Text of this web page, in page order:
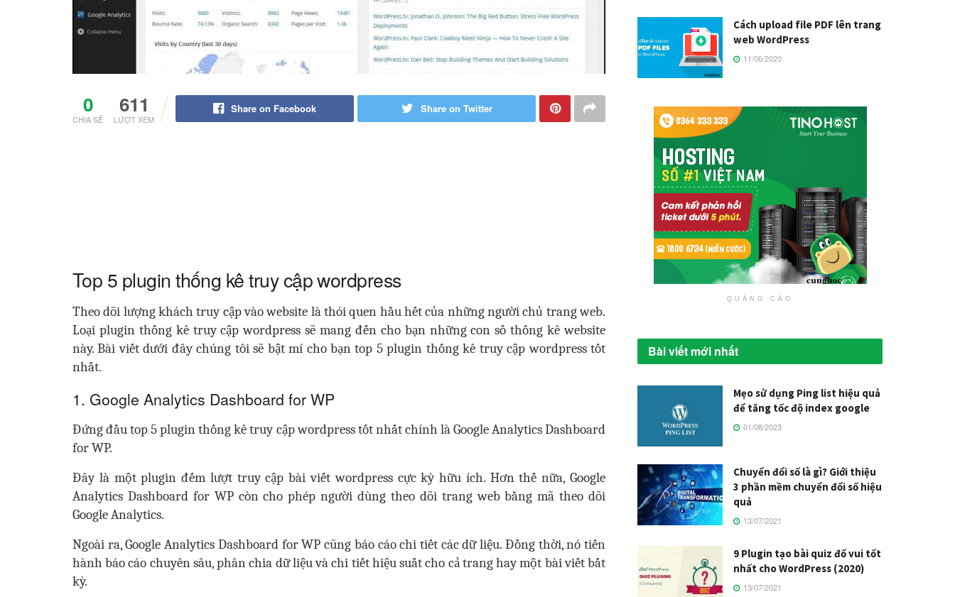
0
CHIA SẺ
611
LƯỢT XEM
Share on Facebook Share on Twitter
Top 5 plugin thống kê truy cập wordpress
Theo dõi lượng khách truy cập vào website là thói quen hầu hết của những người chủ trang web.
Loại plugin thống kê truy cập wordpress sẽ mang đến cho bạn những con số thống kê website
này. Bài viết dưới đây chúng tôi sẽ bật mí cho bạn top 5 plugin thống kê truy cập wordpress tốt
nhất.
1. Google Analytics Dashboard for WP
Đứng đầu top 5 plugin thống kê truy cập wordpress tốt nhất chính là Google Analytics Dashboard
for WP.
Đây là một plugin đếm lượt truy cập bài viết wordpress cực kỳ hữu ích. Hơn thế nữa, Google
Analytics Dashboard for WP còn cho phép người dùng theo dõi trang web bằng mã theo dõi
Google Analytics.
Ngoài ra, Google Analytics Dashboard for WP cũng báo cáo chi tiết các dữ liệu. Đồng thời, nó tiến
hành báo cáo chuyên sâu, phân chia dữ liệu và chi tiết hiệu suất cho cả trang hay một bài viết bất
kỳ.
Cách upload file PDF lên trang
web WordPress
11/06/2020
QUẢNG CÁO
Bài viết mới nhất
Mẹo sử dụng Ping list hiệu quả
để tăng tốc độ index google
01/08/2023
Chuyển đổi số là gì? Giới thiệu
3 phần mềm chuyển đổi số hiệu
quả
13/07/2021
9 Plugin tạo bài quiz đố vui tốt
nhất cho WordPress (2020)
13/07/2021